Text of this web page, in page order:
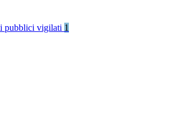
pubblici vigilati 1